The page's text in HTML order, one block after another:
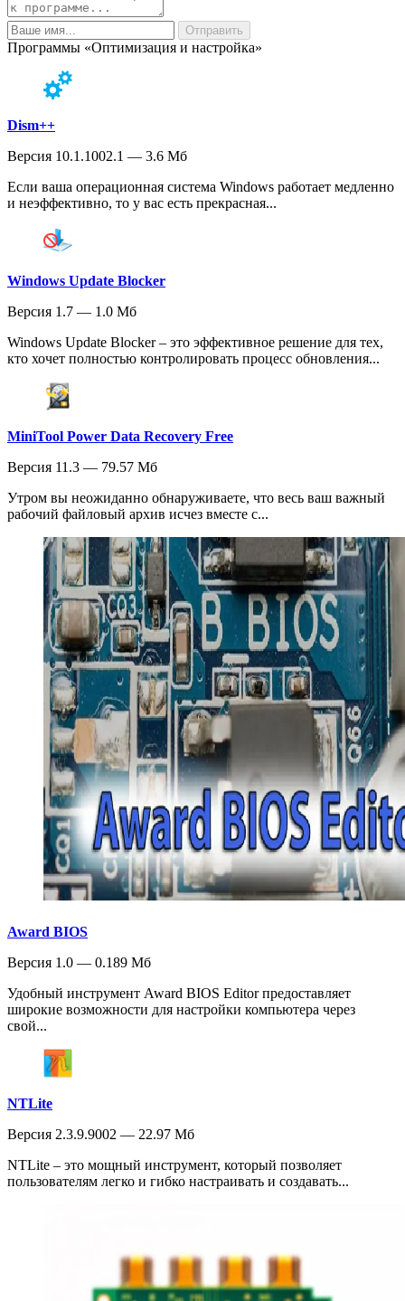
Программы «Оптимизация и настройка»
Dism++
Версия 10.1.1002.1 — 3.6 Мб
Если ваша операционная система Windows работает медленно
и неэффективно, то у вас есть прекрасная...
Windows Update Blocker
Версия 1.7 — 1.0 Мб
Windows Update Blocker – это эффективное решение для тех,
кто хочет полностью контролировать процесс обновления...
MiniTool Power Data Recovery Free
Версия 11.3 — 79.57 Мб
Утром вы неожиданно обнаруживаете, что весь ваш важный
рабочий файловый архив исчез вместе с...
Award BIOS
Версия 1.0 — 0.189 Мб
Удобный инструмент Award BIOS Editor предоставляет
широкие возможности для настройки компьютера через
свой...
NTLite
Версия 2.3.9.9002 — 22.97 Мб
NTLite – это мощный инструмент, который позволяет
пользователям легко и гибко настраивать и создавать...